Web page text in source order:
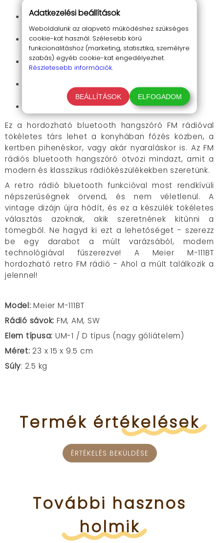
AUX bemenet külső források
csatlakoztatásához
Két beépített, minőségi hangszóró a telt
hangzásért
Rugalmas tápellátás: hálózat, akkumulátor
vagy elemek
használathoz
Távirányító az MP3 lejátszási funkciókhoz
Ez a hordozható bluetooth hangszóró FM rádióval
tökéletes társ lehet a konyhában főzés közben, a
kertben pihenéskor, vagy akár nyaraláskor is. Az FM
rádiós bluetooth hangszóró ötvözi mindazt, amit a
modern és klasszikus rádiókészülékekben szeretünk.
A retro rádió bluetooth funkcióval most rendkívüli
népszerűségnek örvend, és nem véletlenül. A
vintage dizájn újra hódít, és ez a készülék tökéletes
választás azoknak, akik szeretnének kitűnni a
tömegből. Ne hagyd ki ezt a lehetőséget - szerezz
be egy darabot a múlt varázsából, modern
technológiával fűszerezve! A Meier M-111BT
hordozható retro FM rádió - Ahol a múlt találkozik a
jelennel!
Model: Meier M-111BT
Rádió sávok: FM, AM, SW
Elem típusa: UM-1 / D típus (nagy góliátelem)
Méret:23 x 15 x 9.5 cm
Súly: 2.5 kg
Termék értékelések
ÉRTÉKELÉS BEKÜLDÉSE
További hasznos
holmik
Adatkezelési beállítások
Weboldalunk az alapvető működéshez szükséges
cookie-kat használ. Szélesebb körű
funkcionalitáshoz (marketing, statisztika, személyre
szabás) egyéb cookie-kat engedélyezhet.
Részletesebb információk.
BEÁLLÍTÁSOK ELFOGADOM